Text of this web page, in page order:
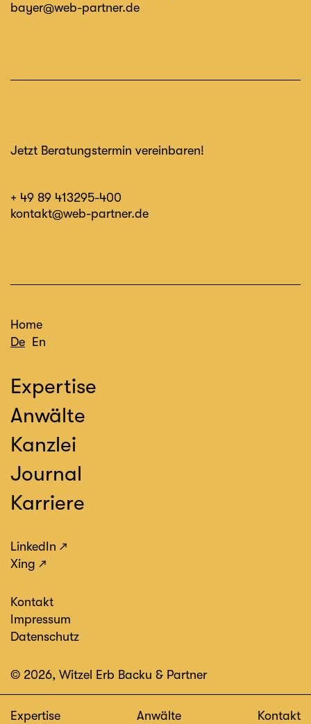
Expertise Anwälte Kontakt
bayer@web-partner.de
Jetzt Beratungstermin vereinbaren!
+ 49 89 413295-400
kontakt@web-partner.de
Home
De En
Expertise
Anwälte
Kanzlei
Journal
Karriere
LinkedIn
Xing
Kontakt
Impressum
Datenschutz
© 2026, Witzel Erb Backu & Partner